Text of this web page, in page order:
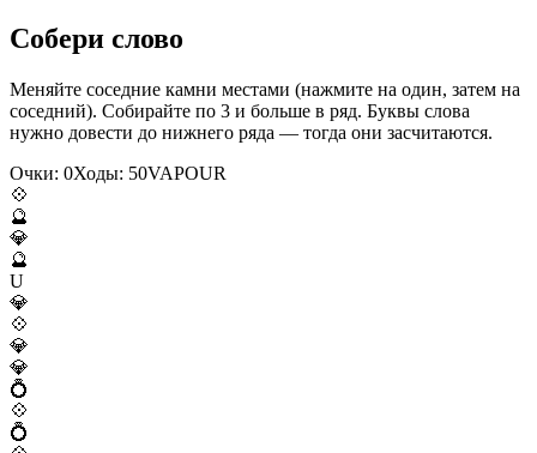
Собери слово
Меняйте соседние камни местами (нажмите на один, затем на
соседний). Собирайте по 3 и больше в ряд. Буквы слова
нужно довести до нижнего ряда — тогда они засчитаются.
Очки: 0Ходы: 50VAPOUR
💠
🔮
💎
🔮
U
💎
💠
💎
💎
💍
💠
💍